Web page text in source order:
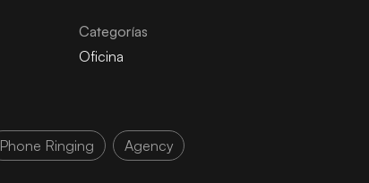
Categorías
Oficina
Phone Ringing Agency